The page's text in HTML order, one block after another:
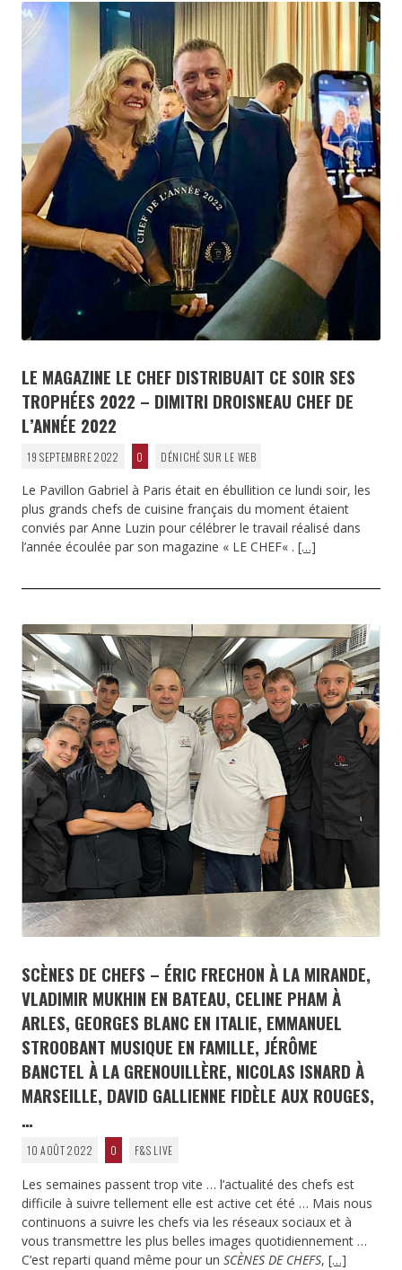
LE MAGAZINE LE CHEF DISTRIBUAIT CE SOIR SES
TROPHÉES 2022 – DIMITRI DROISNEAU CHEF DE
L’ANNÉE 2022
19 SEPTEMBRE 2022 0 DÉNICHÉ SUR LE WEB
Le Pavillon Gabriel à Paris était en ébullition ce lundi soir, les
plus grands chefs de cuisine français du moment étaient
conviés par Anne Luzin pour célébrer le travail réalisé dans
l’année écoulée par son magazine « LE CHEF« . […]
SCÈNES DE CHEFS – ÉRIC FRECHON À LA MIRANDE,
VLADIMIR MUKHIN EN BATEAU, CELINE PHAM À
ARLES, GEORGES BLANC EN ITALIE, EMMANUEL
STROOBANT MUSIQUE EN FAMILLE, JÉRÔME
BANCTEL À LA GRENOUILLÈRE, NICOLAS ISNARD À
MARSEILLE, DAVID GALLIENNE FIDÈLE AUX ROUGES,
…
10 AOÛT 2022 0 F&S LIVE
Les semaines passent trop vite … l’actualité des chefs est
difficile à suivre tellement elle est active cet été … Mais nous
continuons a suivre les chefs via les réseaux sociaux et à
vous transmettre les plus belles images quotidiennement …
C’est reparti quand même pour un SCÈNES DE CHEFS, […]